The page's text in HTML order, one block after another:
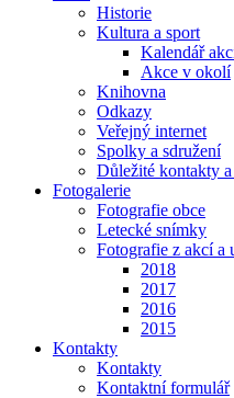
Historie
Kultura a sport
Kalendář
Akce v okolí
Knihovna
Odkazy
Veřejný internet
Spolky a sdružení
Důležité kontakty
Fotogalerie
Fotografie obce
Letecké snímky
Fotografie z akcí a
2018
2017
2016
2015
Kontakty
Kontakty
Kontaktní formulář